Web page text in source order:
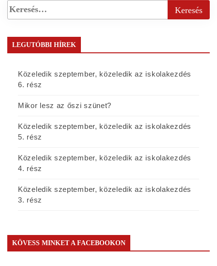
LEGUTÓBBI HÍREK
Közeledik szeptember, közeledik az iskolakezdés
6. rész
Mikor lesz az őszi szünet?
Közeledik szeptember, közeledik az iskolakezdés
5. rész
Közeledik szeptember, közeledik az iskolakezdés
4. rész
Közeledik szeptember, közeledik az iskolakezdés
3. rész
KÖVESS MINKET A FACEBOOKON